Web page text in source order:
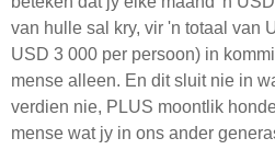
van hulle sal kry, vir 'n totaal van
USD 3 000 per persoon) in
mense alleen. En dit sluit nie in
verdien nie, PLUS moontlik
mense wat jy in ons ander